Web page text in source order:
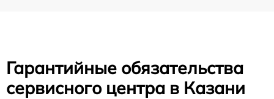
Гарантийные обязательства
сервисного центра в Казани